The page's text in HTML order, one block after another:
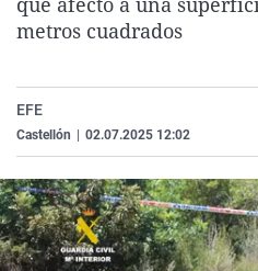
metros cuadrados
EFE
Castellón 02.07.2025 12:02